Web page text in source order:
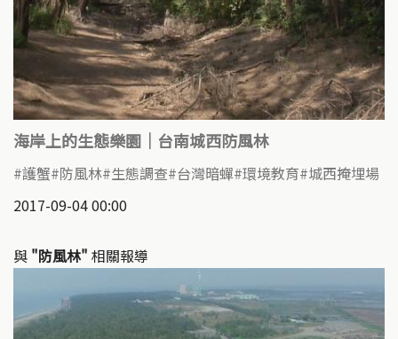
海岸上的生態樂園｜台南城西防風林
護蟹 防風林 生態調查 台灣暗蟬 環境教育 城西掩埋場
2017-09-04 00:00
與 "防風林" 相關報導